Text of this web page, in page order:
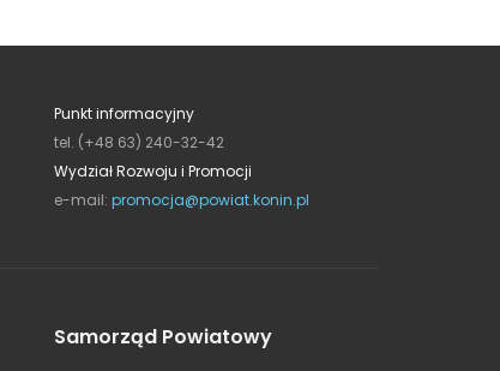
Punkt informacyjny
tel. (+48 63) 240-32-42
Wydział Rozwoju i Promocji
e-mail: promocja@powiat.konin.pl
Samorząd Powiatowy